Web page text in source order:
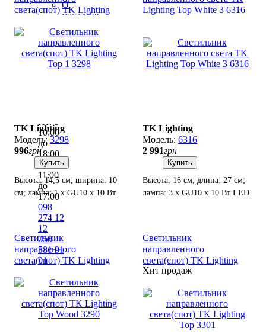
О
магазине
Новости
⚡АКЦИИ/
СКИДКИ⚡
Пт: с
10:00
до
18:00
Вс: с
11:00
до
17:00
098
274 12
12
050
581 91
91
света(спот) TK Lighting
TK Lighting
3298
996грн
Купить
Высота: 14,5 см; ширина: 10
см; лампа: 1 х GU10 х 10 Вт.
Lighting Top White 3 6316
TK Lighting
6316
2 991грн
Купить
Высота: 16 см; длина: 27 см;
лампа: 3 х GU10 х 10 Вт LED.
Светильник
направленного
света(спот) TK Lighting
Светильник
направленного
света(спот) TK Lighting
Top 3301
Хит продаж